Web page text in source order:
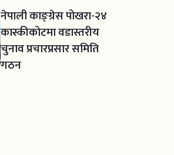
नेपाली काङ्ग्रेस पोखरा-२४
कास्कीकोटमा वडास्तरीय
चुनाव प्रचारप्रसार समिति
गठन